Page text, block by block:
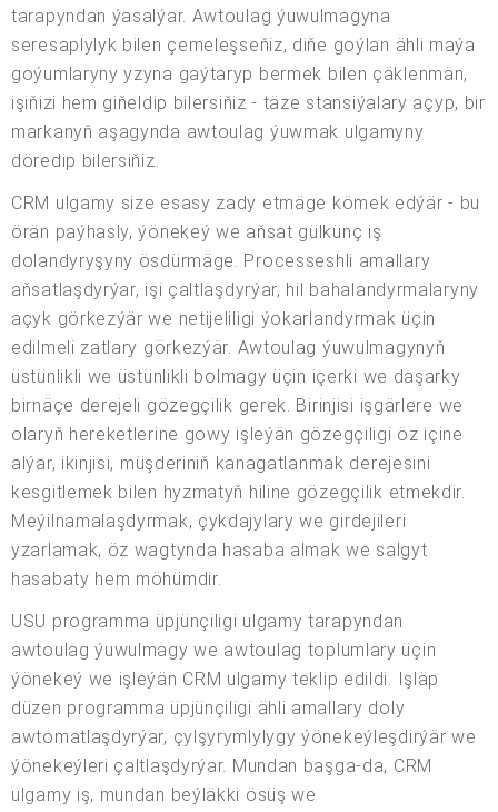
tarapyndan ýasalýar. Awtoulag ýuwulmagyna
seresaplylyk bilen çemeleşseňiz, diňe goýlan ähli maýa
goýumlaryny yzyna gaýtaryp bermek bilen çäklenmän,
işiňizi hem giňeldip bilersiňiz - täze stansiýalary açyp, bir
markanyň aşagynda awtoulag ýuwmak ulgamyny
döredip bilersiňiz.
CRM ulgamy size esasy zady etmäge kömek edýär - bu
örän paýhasly, ýönekeý we aňsat gülkünç iş
dolandyryşyny ösdürmäge. Processeshli amallary
aňsatlaşdyrýar, işi çaltlaşdyrýar, hil bahalandyrmalaryny
açyk görkezýär we netijeliligi ýokarlandyrmak üçin
edilmeli zatlary görkezýär. Awtoulag ýuwulmagynyň
üstünlikli we üstünlikli bolmagy üçin içerki we daşarky
birnäçe derejeli gözegçilik gerek. Birinjisi işgärlere we
olaryň hereketlerine gowy işleýän gözegçiligi öz içine
alýar, ikinjisi, müşderiniň kanagatlanmak derejesini
kesgitlemek bilen hyzmatyň hiline gözegçilik etmekdir.
Meýilnamalaşdyrmak, çykdajylary we girdejileri
yzarlamak, öz wagtynda hasaba almak we salgyt
hasabaty hem möhümdir.
USU programma üpjünçiligi ulgamy tarapyndan
awtoulag ýuwulmagy we awtoulag toplumlary üçin
ýönekeý we işleýän CRM ulgamy teklip edildi. Işläp
düzen programma üpjünçiligi ähli amallary doly
awtomatlaşdyrýar, çylşyrymlylygy ýönekeýleşdirýär we
ýönekeýleri çaltlaşdyrýar. Mundan başga-da, CRM
ulgamy iş, mundan beýläkki ösüş we